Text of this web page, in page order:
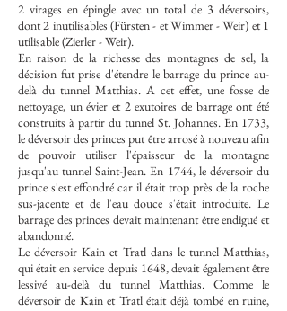
2 virages en épingle avec un total de 3 déversoirs,
dont 2 inutilisables (Fürsten - et Wimmer - Weir) et 1
utilisable (Zierler - Weir).
En raison de la richesse des montagnes de sel, la
décision fut prise d'étendre le barrage du prince au-
delà du tunnel Matthias. A cet effet, une fosse de
nettoyage, un évier et 2 exutoires de barrage ont été
construits à partir du tunnel St. Johannes. En 1733,
le déversoir des princes put être arrosé à nouveau afin
de pouvoir utiliser l'épaisseur de la montagne
jusqu'au tunnel Saint-Jean. En 1744, le déversoir du
prince s'est effondré car il était trop près de la roche
sus-jacente et de l'eau douce s'était introduite. Le
barrage des princes devait maintenant être endigué et
abandonné.
Le déversoir Kain et Tratl dans le tunnel Matthias,
qui était en service depuis 1648, devait également être
lessivé au-delà du tunnel Matthias. Comme le
déversoir de Kain et Tratl était déjà tombé en ruine,